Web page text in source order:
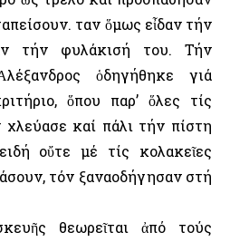
Ὅταν ὅμως εἶδαν τήν
τήν φυλάκισή του. Τήν
ὁδηγήθηκε γιά
ὅπου παρ’ ὅλες τίς
καί πάλι τήν πίστη
οὔτε μέ τίς κολακεῖες
τόν ξαναοδήγησαν στή
θεωρεῖται ἀπό τούς